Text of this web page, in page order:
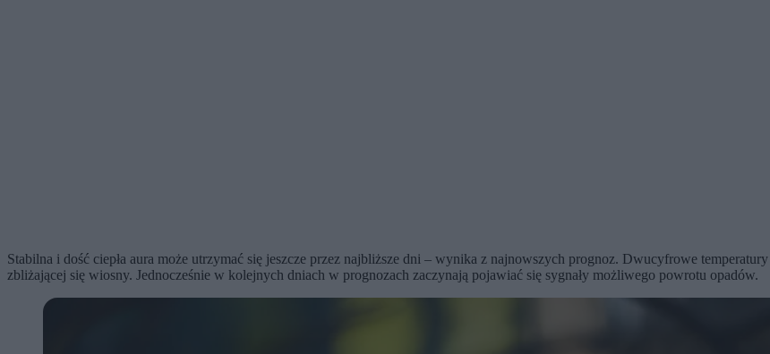
Stabilna i dość ciepła aura może utrzymać się jeszcze przez najbliższe dni – wynika z najnowszych prognoz. Dwucyfrowe
zbliżającej się wiosny. Jednocześnie w kolejnych dniach w prognozach zaczynają pojawiać się sygnały możliwego powrotu opadów.